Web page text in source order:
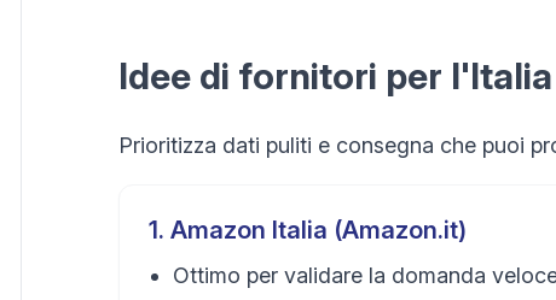
Idee di fornitori per l'Italia
Prioritizza dati puliti e consegna che puoi
1. Amazon Italia (Amazon.it)
Ottimo per validare la domanda